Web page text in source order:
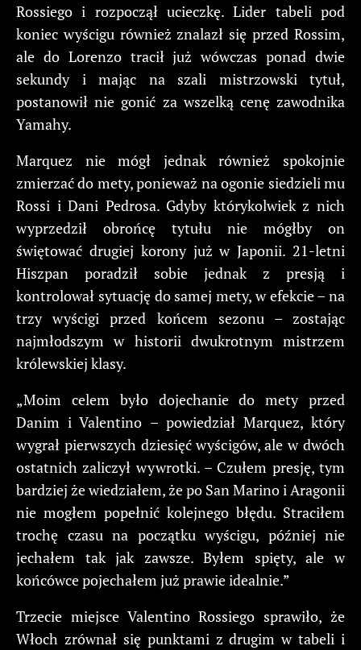
Rossiego i rozpoczął ucieczkę. Lider tabeli pod
koniec wyścigu również znalazł się przed Rossim,
ale do Lorenzo tracił już wówczas ponad dwie
sekundy i mając na szali mistrzowski tytuł,
postanowił nie gonić za wszelką cenę zawodnika
Yamahy.
Marquez nie mógł jednak również spokojnie
zmierzać do mety, ponieważ na ogonie siedzieli mu
Rossi i Dani Pedrosa. Gdyby którykolwiek z nich
wyprzedził obrońcę tytułu nie mógłby on
świętować drugiej korony już w Japonii. 21-letni
Hiszpan poradził sobie jednak z presją i
kontrolował sytuację do samej mety, w efekcie – na
trzy wyścigi przed końcem sezonu – zostając
najmłodszym w historii dwukrotnym mistrzem
królewskiej klasy.
„Moim celem było dojechanie do mety przed
Danim i Valentino – powiedział Marquez, który
wygrał pierwszych dziesięć wyścigów, ale w dwóch
ostatnich zaliczył wywrotki. – Czułem presję, tym
bardziej że wiedziałem, że po San Marino i Aragonii
nie mogłem popełnić kolejnego błędu. Straciłem
trochę czasu na początku wyścigu, później nie
jechałem tak jak zawsze. Byłem spięty, ale w
końcówce pojechałem już prawie idealnie.”
Trzecie miejsce Valentino Rossiego sprawiło, że
Włoch zrównał się punktami z drugim w tabeli i